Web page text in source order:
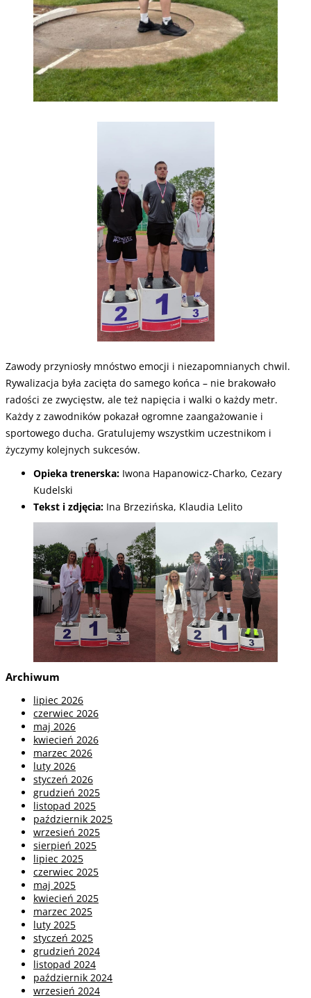
Zawody przyniosły mnóstwo emocji i niezapomnianych chwil.
Rywalizacja była zacięta do samego końca – nie brakowało
radości ze zwycięstw, ale też napięcia i walki o każdy metr.
Każdy z zawodników pokazał ogromne zaangażowanie i
sportowego ducha. Gratulujemy wszystkim uczestnikom i
życzymy kolejnych sukcesów.
Opieka trenerska: Iwona Hapanowicz-Charko, Cezary
Kudelski
Tekst i zdjęcia: Ina Brzezińska, Klaudia Lelito
Archiwum
lipiec 2026
czerwiec 2026
maj 2026
kwiecień 2026
marzec 2026
luty 2026
styczeń 2026
grudzień 2025
listopad 2025
październik 2025
wrzesień 2025
sierpień 2025
lipiec 2025
czerwiec 2025
maj 2025
kwiecień 2025
marzec 2025
luty 2025
styczeń 2025
grudzień 2024
listopad 2024
październik 2024
wrzesień 2024